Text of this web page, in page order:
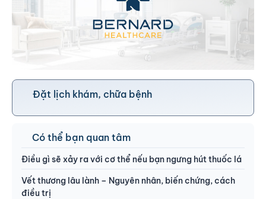
Đặt lịch khám, chữa bệnh
Có thể bạn quan tâm
Điều gì sẽ xảy ra với cơ thể nếu bạn ngưng hút thuốc lá
Vết thương lâu lành – Nguyên nhân, biến chứng, cách
điều trị